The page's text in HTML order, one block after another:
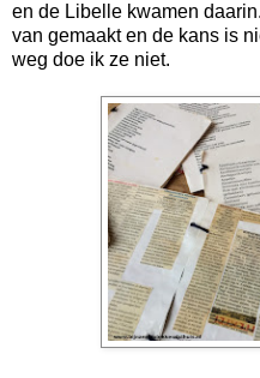
en de Libelle kwamen
van gemaakt en de kans is
weg doe ik ze niet.